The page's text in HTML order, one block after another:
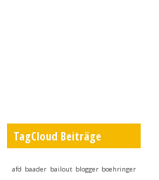
TagCloud Beiträge
afd baader bailout blogger boehringer